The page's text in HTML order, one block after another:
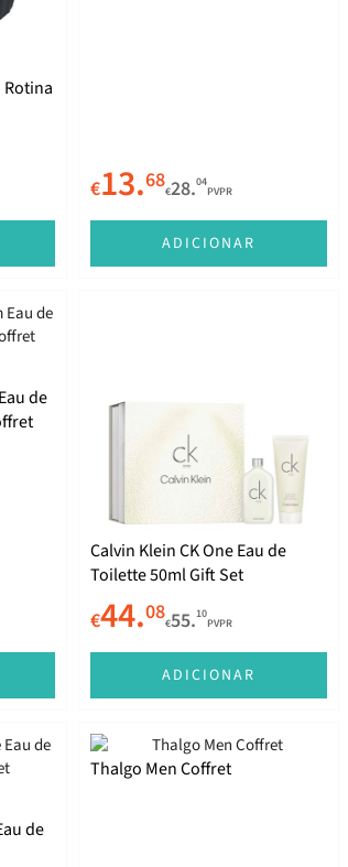
Rotina
€13.68€28.04
PVPR
ADICIONAR
de
Calvin Klein CK One Eau de
Toilette 50ml Gift Set
€44.08€55.10
PVPR
ADICIONAR
de
Thalgo Men Coffret